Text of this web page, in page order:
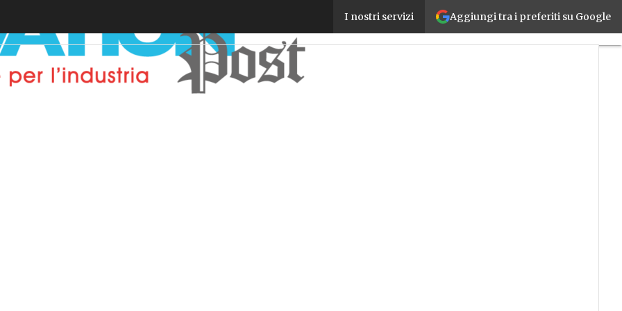
Aggiungi tra i preferiti su Google
I nostri servizi
Crowdinvesting in crescita, in un anno cifre